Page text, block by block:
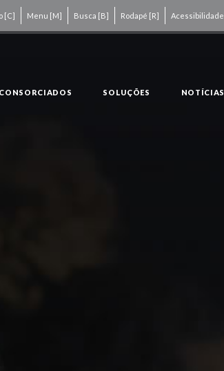
[C] Menu [M] Busca [B] Rodapé [R]
CONSORCIADOS SOLUÇÕES NOTÍCIAS